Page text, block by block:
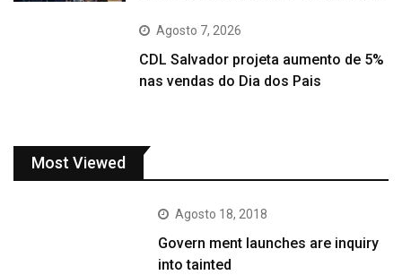
Agosto 7, 2026
CDL Salvador projeta aumento de 5%
nas vendas do Dia dos Pais
Most Viewed
Agosto 18, 2018
Govern ment launches are inquiry
into tainted